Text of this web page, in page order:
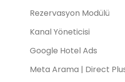
Rezervasyon Modülü
Kanal Yöneticisi
Google Hotel Ads
Meta Arama | Direct